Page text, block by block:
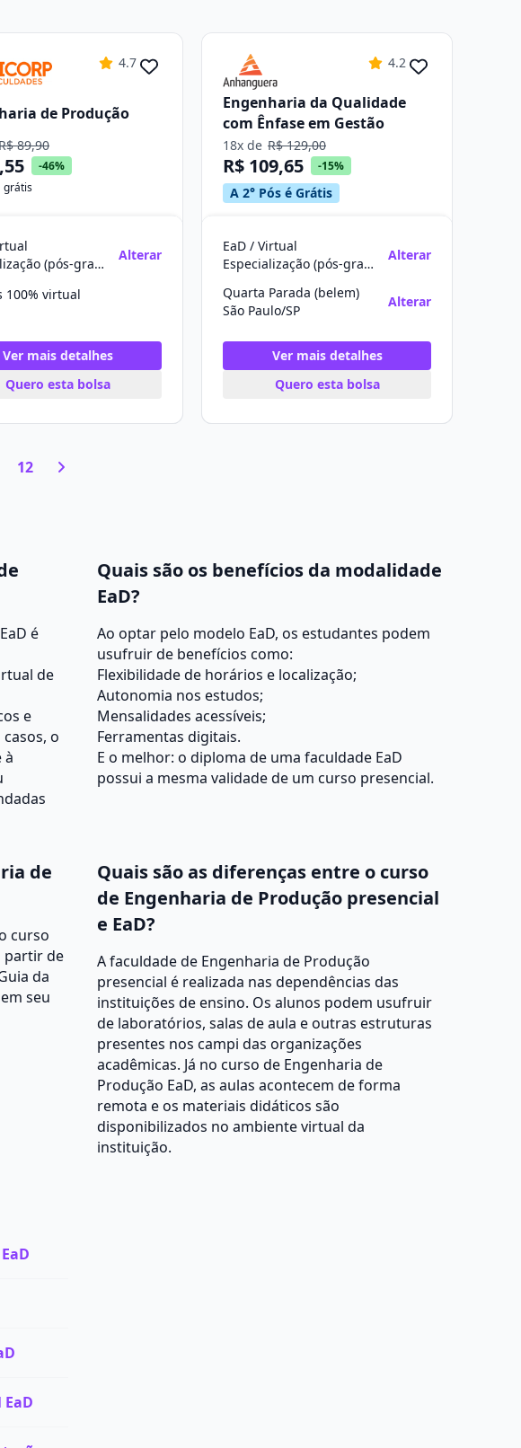
4.7
de Produção
89,90
-46%
grátis
Especialização (pós-graduação)
Alterar
100% virtual
Ver mais detalhes
Quero esta bolsa
4.2
Engenharia da Qualidade
com Ênfase em Gestão
18x de R$ 129,00
R$ 109,65 -15%
A 2° Pós é Grátis
EaD / Virtual
Especialização (pós-graduação)
Alterar
Quarta Parada (belem)
São Paulo/SP
Alterar
Ver mais detalhes
Quero esta bolsa
12
é
de
e
o
à
Quais são os benefícios da modalidade
EaD?
Ao optar pelo modelo EaD, os estudantes podem
usufruir de benefícios como:
Flexibilidade de horários e localização;
Autonomia nos estudos;
Mensalidades acessíveis;
Ferramentas digitais.
E o melhor: o diploma de uma faculdade EaD
possui a mesma validade de um curso presencial.
de
curso
partir de
da
seu
Quais são as diferenças entre o curso
de Engenharia de Produção presencial
e EaD?
A faculdade de Engenharia de Produção
presencial é realizada nas dependências das
instituições de ensino. Os alunos podem usufruir
de laboratórios, salas de aula e outras estruturas
presentes nos campi das organizações
acadêmicas. Já no curso de Engenharia de
Produção EaD, as aulas acontecem de forma
remota e os materiais didáticos são
disponibilizados no ambiente virtual da
instituição.